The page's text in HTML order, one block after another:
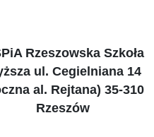
Rzeszowska Szkoła
ul. Cegielniana 14
al. Rejtana) 35-310
Rzeszów